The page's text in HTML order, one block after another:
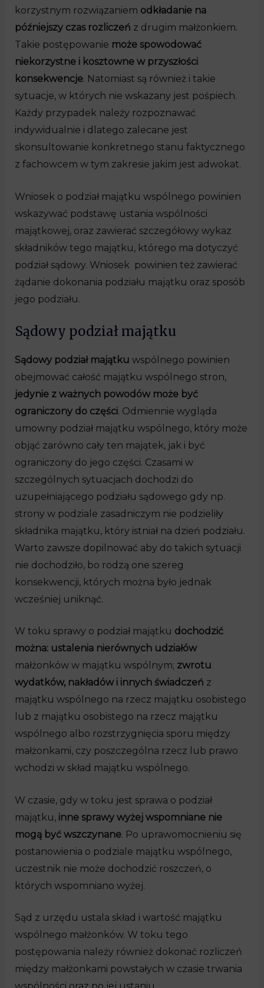
korzystnym rozwiązaniem odkładanie na
późniejszy czas rozliczeń z drugim małżonkiem.
Takie postępowanie może spowodować
niekorzystne i kosztowne w przyszłości
konsekwencje. Natomiast są również i takie
sytuacje, w których nie wskazany jest pośpiech.
Każdy przypadek należy rozpoznawać
indywidualnie i dlatego zalecane jest
skonsultowanie konkretnego stanu faktycznego
z fachowcem w tym zakresie jakim jest adwokat.
Wniosek o podział majątku wspólnego powinien
wskazywać podstawę ustania wspólności
majątkowej, oraz zawierać szczegółowy wykaz
składników tego majątku, którego ma dotyczyć
podział sądowy. Wniosek powinien też zawierać
żądanie dokonania podziału majątku oraz sposób
jego podziału.
Sądowy podział majątku
Sądowy podział majątku wspólnego powinien
obejmować całość majątku wspólnego stron,
jedynie z ważnych powodów może być
ograniczony do części. Odmiennie wygląda
umowny podział majątku wspólnego, który może
objąć zarówno cały ten majątek, jak i być
ograniczony do jego części. Czasami w
szczególnych sytuacjach dochodzi do
uzupełniającego podziału sądowego gdy np.
strony w podziale zasadniczym nie podzieliły
składnika majątku, który istniał na dzień podziału.
Warto zawsze dopilnować aby do takich sytuacji
nie dochodziło, bo rodzą one szereg
konsekwencji, których można było jednak
wcześniej uniknąć.
W toku sprawy o podział majątku dochodzić
można: ustalenia nierównych udziałów
małżonków w majątku wspólnym; zwrotu
wydatków, nakładów i innych świadczeń z
majątku wspólnego na rzecz majątku osobistego
lub z majątku osobistego na rzecz majątku
wspólnego albo rozstrzygnięcia sporu między
małżonkami, czy poszczególna rzecz lub prawo
wchodzi w skład majątku wspólnego.
W czasie, gdy w toku jest sprawa o podział
majątku, inne sprawy wyżej wspomniane nie
mogą być wszczynane. Po uprawomocnieniu się
postanowienia o podziale majątku wspólnego,
uczestnik nie może dochodzić roszczeń, o
których wspomniano wyżej.
Sąd z urzędu ustala skład i wartość majątku
wspólnego małżonków. W toku tego
postępowania należy również dokonać rozliczeń
między małżonkami powstałych w czasie trwania